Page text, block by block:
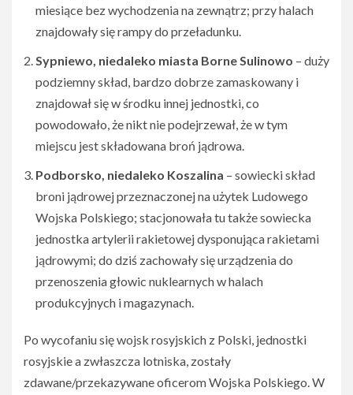
miesiące bez wychodzenia na zewnątrz; przy halach
znajdowały się rampy do przeładunku.
Sypniewo, niedaleko miasta Borne Sulinowo – duży
podziemny skład, bardzo dobrze zamaskowany i
znajdował się w środku innej jednostki, co
powodowało, że nikt nie podejrzewał, że w tym
miejscu jest składowana broń jądrowa.
Podborsko, niedaleko Koszalina – sowiecki skład
broni jądrowej przeznaczonej na użytek Ludowego
Wojska Polskiego; stacjonowała tu także sowiecka
jednostka artylerii rakietowej dysponująca rakietami
jądrowymi; do dziś zachowały się urządzenia do
przenoszenia głowic nuklearnych w halach
produkcyjnych i magazynach.
Po wycofaniu się wojsk rosyjskich z Polski, jednostki
rosyjskie a zwłaszcza lotniska, zostały
zdawane/przekazywane oficerom Wojska Polskiego. W